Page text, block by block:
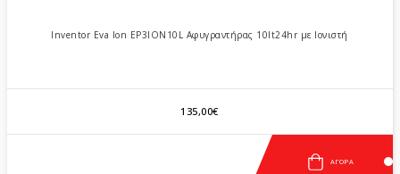
Inventor Eva Ion EP3ION10L Αφυγραντήρας 10lt24hr με Ιονιστή
135,00€
ΑΓΟΡΆ